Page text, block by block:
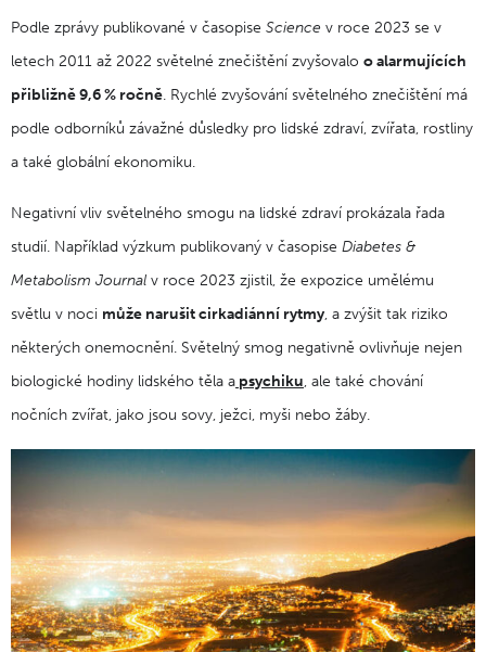
Podle zprávy publikované v časopise Science v roce 2023 se v
letech 2011 až 2022 světelné znečištění zvyšovalo o alarmujících
přibližně 9,6 % ročně. Rychlé zvyšování světelného znečištění má
podle odborníků závažné důsledky pro lidské zdraví, zvířata, rostliny
a také globální ekonomiku.
Negativní vliv světelného smogu na lidské zdraví prokázala řada
studií. Například výzkum publikovaný v časopise Diabetes &
Metabolism Journal v roce 2023 zjistil, že expozice umělému
světlu v noci může narušit cirkadiánní rytmy, a zvýšit tak riziko
některých onemocnění. Světelný smog negativně ovlivňuje nejen
biologické hodiny lidského těla a psychiku, ale také chování
nočních zvířat, jako jsou sovy, ježci, myši nebo žáby.